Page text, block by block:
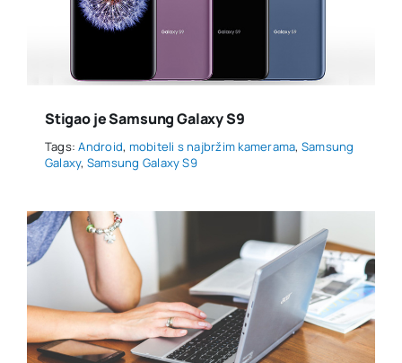
Stigao je Samsung Galaxy S9
Tags:Android, mobiteli s najbržim kamerama, Samsung
Galaxy, Samsung Galaxy S9